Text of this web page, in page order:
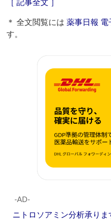
［ 記事全文 ］
＊ 全文閲覧には薬事日報 電
す。
‐AD‐
ニトロソアミン分析承り